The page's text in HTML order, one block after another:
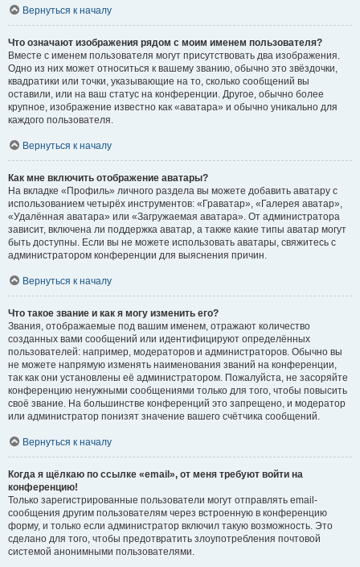
Вернуться к началу
Что означают изображения рядом с моим именем пользователя?
Вместе с именем пользователя могут присутствовать два изображения.
Одно из них может относиться к вашему званию, обычно это звёздочки,
квадратики или точки, указывающие на то, сколько сообщений вы
оставили, или на ваш статус на конференции. Другое, обычно более
крупное, изображение известно как «аватара» и обычно уникально для
каждого пользователя.
Вернуться к началу
Как мне включить отображение аватары?
На вкладке «Профиль» личного раздела вы можете добавить аватару с
использованием четырёх инструментов: «Граватар», «Галерея аватар»,
«Удалённая аватара» или «Загружаемая аватара». От администратора
зависит, включена ли поддержка аватар, а также какие типы аватар могут
быть доступны. Если вы не можете использовать аватары, свяжитесь с
администратором конференции для выяснения причин.
Вернуться к началу
Что такое звание и как я могу изменить его?
Звания, отображаемые под вашим именем, отражают количество
созданных вами сообщений или идентифицируют определённых
пользователей: например, модераторов и администраторов. Обычно вы
не можете напрямую изменять наименования званий на конференции,
так как они установлены её администратором. Пожалуйста, не засоряйте
конференцию ненужными сообщениями только для того, чтобы повысить
своё звание. На большинстве конференций это запрещено, и модератор
или администратор понизят значение вашего счётчика сообщений.
Вернуться к началу
Когда я щёлкаю по ссылке «email», от меня требуют войти на
конференцию!
Только зарегистрированные пользователи могут отправлять email-
сообщения другим пользователям через встроенную в конференцию
форму, и только если администратор включил такую возможность. Это
сделано для того, чтобы предотвратить злоупотребления почтовой
системой анонимными пользователями.